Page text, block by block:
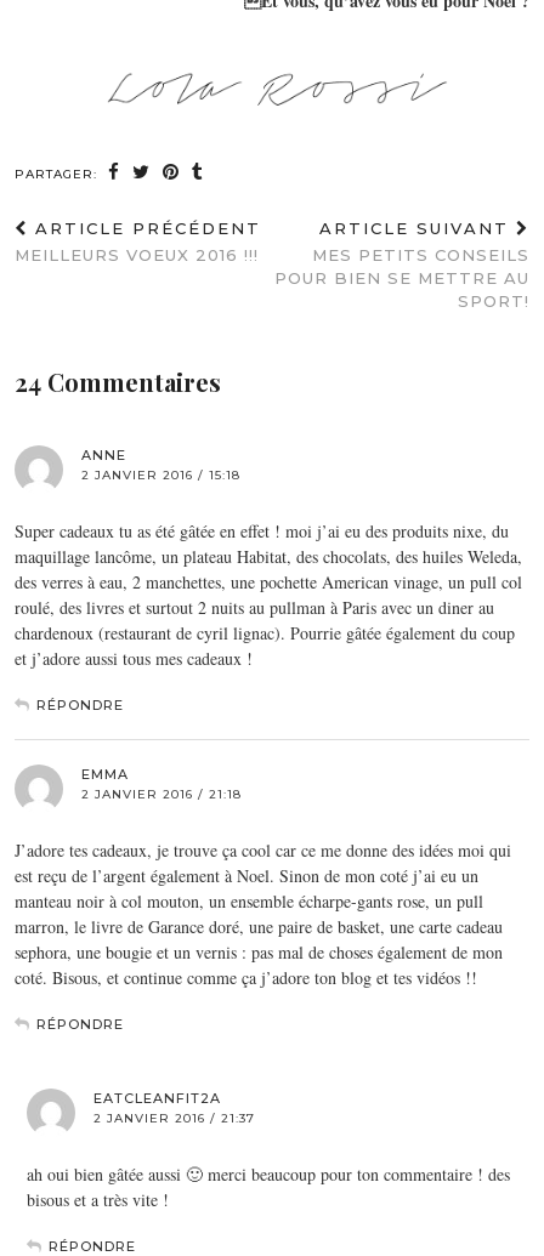
PARTAGER:
ARTICLE PRÉCÉDENT
MEILLEURS VOEUX 2016 !!!
ARTICLE SUIVANT
MES PETITS CONSEILS
POUR BIEN SE METTRE AU
SPORT!
24 Commentaires
ANNE
2 JANVIER 2016 / 15:18
Super cadeaux tu as été gâtée en effet ! moi j’ai eu des produits nixe, du
maquillage lancôme, un plateau Habitat, des chocolats, des huiles Weleda,
des verres à eau, 2 manchettes, une pochette American vinage, un pull col
roulé, des livres et surtout 2 nuits au pullman à Paris avec un diner au
chardenoux (restaurant de cyril lignac). Pourrie gâtée également du coup
et j’adore aussi tous mes cadeaux !
RÉPONDRE
EMMA
2 JANVIER 2016 / 21:18
J’adore tes cadeaux, je trouve ça cool car ce me donne des idées moi qui
est reçu de l’argent également à Noel. Sinon de mon coté j’ai eu un
manteau noir à col mouton, un ensemble écharpe-gants rose, un pull
marron, le livre de Garance doré, une paire de basket, une carte cadeau
sephora, une bougie et un vernis : pas mal de choses également de mon
coté. Bisous, et continue comme ça j’adore ton blog et tes vidéos !!
RÉPONDRE
EATCLEANFIT2A
2 JANVIER 2016 / 21:37
ah oui bien gâtée aussi 🙂 merci beaucoup pour ton commentaire ! des
bisous et a très vite !
RÉPONDRE